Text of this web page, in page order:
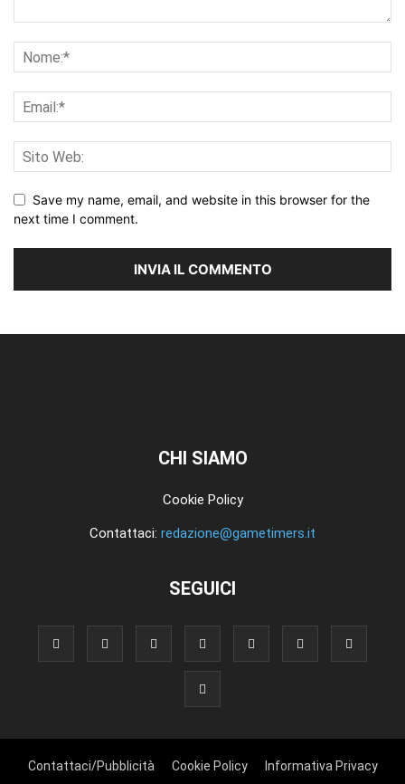
Save my name, email, and website in this browser for the
next time I comment.
CHI SIAMO
Cookie Policy
Contattaci: redazione@gametimers.it
SEGUICI
Contattaci/Pubblicità Cookie Policy Informativa Privacy